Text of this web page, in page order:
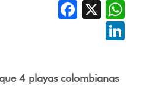
Facebook
X
4 playas colombianas